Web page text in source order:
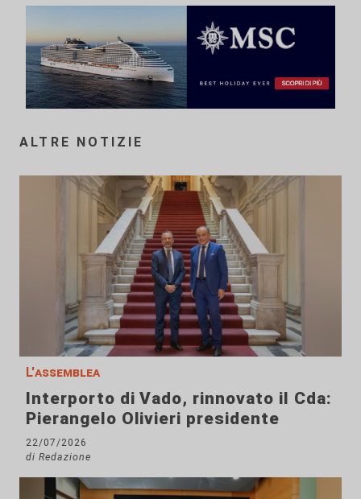
ALTRE NOTIZIE
L'assemblea
Interporto di Vado, rinnovato il Cda:
Pierangelo Olivieri presidente
22/07/2026
di Redazione